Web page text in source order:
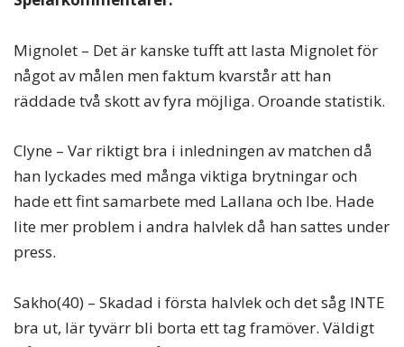
Mignolet – Det är kanske tufft att lasta Mignolet för
något av målen men faktum kvarstår att han
räddade två skott av fyra möjliga. Oroande statistik.
Clyne – Var riktigt bra i inledningen av matchen då
han lyckades med många viktiga brytningar och
hade ett fint samarbete med Lallana och Ibe. Hade
lite mer problem i andra halvlek då han sattes under
press.
Sakho(40) – Skadad i första halvlek och det såg INTE
bra ut, lär tyvärr bli borta ett tag framöver. Väldigt